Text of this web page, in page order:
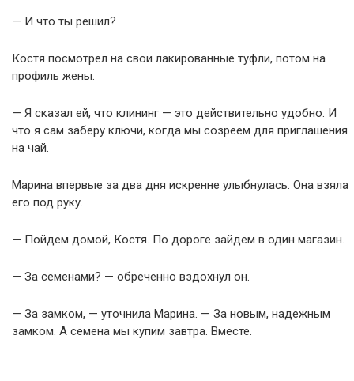
— И что ты решил?
Костя посмотрел на свои лакированные туфли, потом на
профиль жены.
— Я сказал ей, что клининг — это действительно удобно. И
что я сам заберу ключи, когда мы созреем для приглашения
на чай.
Марина впервые за два дня искренне улыбнулась. Она взяла
его под руку.
— Пойдем домой, Костя. По дороге зайдем в один магазин.
— За семенами? — обреченно вздохнул он.
— За замком, — уточнила Марина. — За новым, надежным
замком. А семена мы купим завтра. Вместе.